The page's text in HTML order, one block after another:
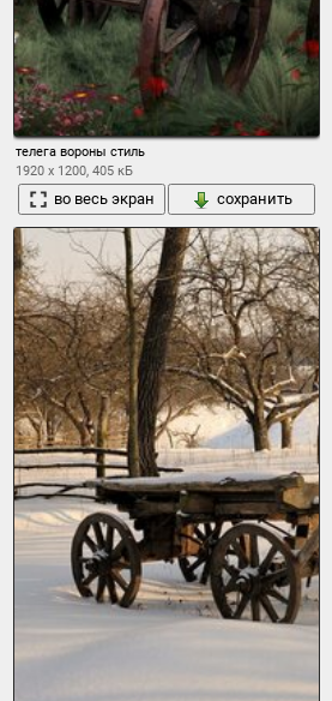
телега вороны стиль
1920 x 1200, 405 кБ
во весь экран сохранить